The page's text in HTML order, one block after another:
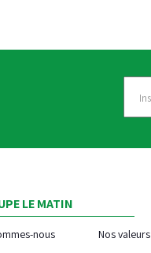
LE MATIN
nous Nos valeurs